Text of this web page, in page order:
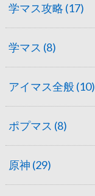
学マス攻略 (17)
学マス (8)
アイマス全般 (10)
ポプマス (8)
原神 (29)